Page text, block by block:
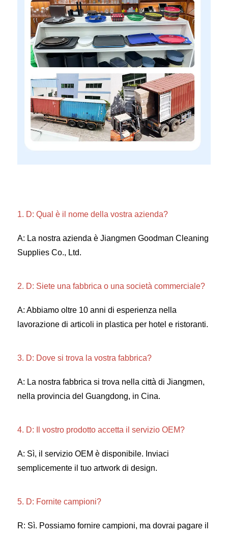
1. D: Qual è il nome della vostra azienda?
A: La nostra azienda è Jiangmen Goodman Cleaning
Supplies Co., Ltd.
2. D: Siete una fabbrica o una società commerciale?
A: Abbiamo oltre 10 anni di esperienza nella
lavorazione di articoli in plastica per hotel e ristoranti.
3. D: Dove si trova la vostra fabbrica?
A: La nostra fabbrica si trova nella città di Jiangmen,
nella provincia del Guangdong, in Cina.
4. D: Il vostro prodotto accetta il servizio OEM?
A: Sì, il servizio OEM è disponibile. Inviaci
semplicemente il tuo artwork di design.
5. D: Fornite campioni?
R: Sì. Possiamo fornire campioni, ma dovrai pagare il